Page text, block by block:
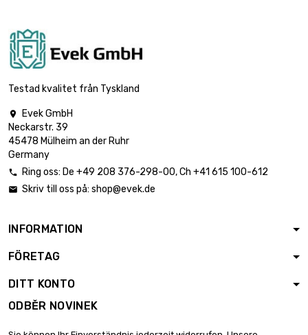
délka : 0.02 Meter
průměr : 1mm
délka : 0.05 Meter
délka : 0.1 Meter
0,85 €
Testad kvalitet från Tyskland

Evek GmbH
Neckarstr. 39
45478 Mülheim an der Ruhr
Germany
 Ring oss: De +49 208 376-298-00, Ch +41 615 100-612
 Skriv till oss på: shop@evek.de
INFORMATION
FÖRETAG
DITT KONTO
ODBĚR NOVINEK